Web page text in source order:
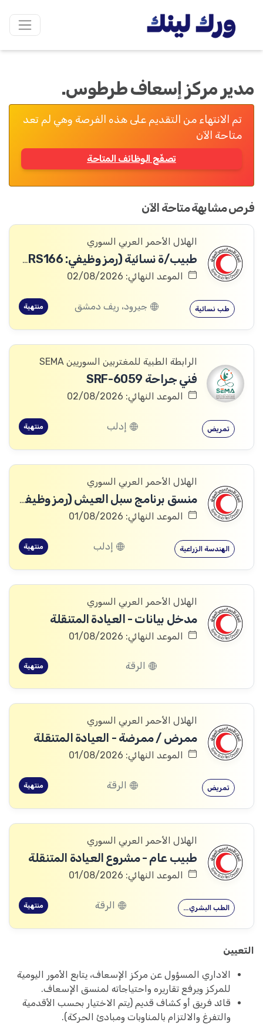
مدير مركز إسعاف طرطوس.
تم الانتهاء من التقديم على هذه الفرصة وهي لم تعد
متاحة الآن
تصفّح الوظائف المتاحة
فرص مشابهة متاحة الآن
الهلال الأحمر العربي السوري
طبيب/ة نسائية (رمز وظيفي: HRS166)
الموعد النهائي: 02/08/2026
طب نسائية جيرود، ريف دمشق منتهية
الرابطة الطبية للمغتربين السوريين SEMA
فني جراحة SRF-6059
الموعد النهائي: 02/08/2026
تمريض إدلب منتهية
الهلال الأحمر العربي السوري
منسق برنامج سبل العيش (رمز وظيفي: SARC400-250093)
الموعد النهائي: 01/08/2026
الهندسة الزراعية إدلب منتهية
الهلال الأحمر العربي السوري
مدخل بيانات - العيادة المتنقلة
الموعد النهائي: 01/08/2026
الرقة منتهية
الهلال الأحمر العربي السوري
ممرض / ممرضة - العيادة المتنقلة
الموعد النهائي: 01/08/2026
تمريض الرقة منتهية
الهلال الأحمر العربي السوري
طبيب عام - مشروع العيادة المتنقلة
الموعد النهائي: 01/08/2026
الطب البشري… الرقة منتهية
التعيين
الاداري المسؤول عن مركز الإسعاف، يتابع الأمور اليومية
للمركز ويرفع تقاريره واحتياجاته لمنسق الإسعاف.
قائد فريق أو كشاف قديم (يتم الاختيار بحسب الأقدمية
والتفرغ والالتزام بالمناوبات ومبادئ الحركة).